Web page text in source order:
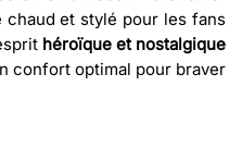
chaud et stylé pour les fans
héroïque et nostalgique
confort optimal pour braver